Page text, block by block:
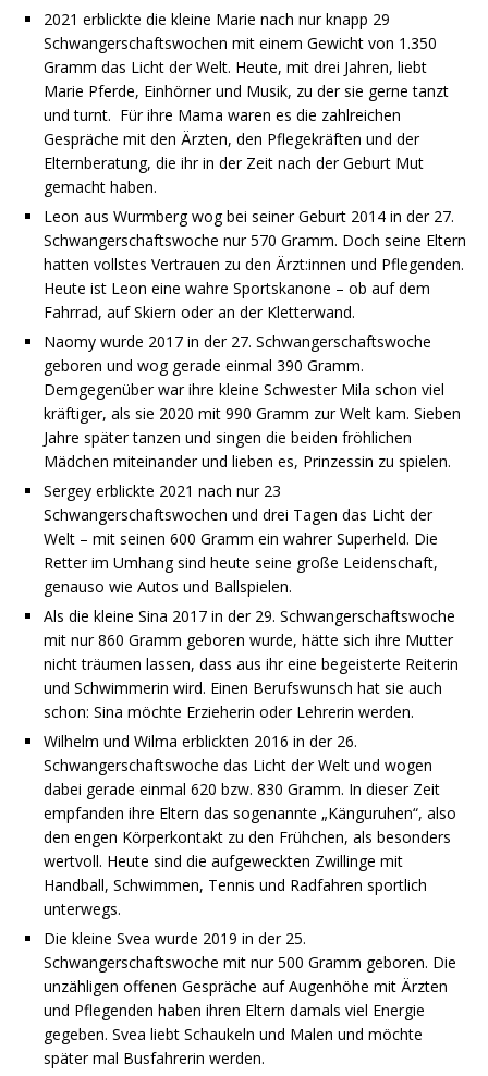
2021 erblickte die kleine Marie nach nur knapp 29
Schwangerschaftswochen mit einem Gewicht von 1.350
Gramm das Licht der Welt. Heute, mit drei Jahren, liebt
Marie Pferde, Einhörner und Musik, zu der sie gerne tanzt
und turnt. Für ihre Mama waren es die zahlreichen
Gespräche mit den Ärzten, den Pflegekräften und der
Elternberatung, die ihr in der Zeit nach der Geburt Mut
gemacht haben.
Leon aus Wurmberg wog bei seiner Geburt 2014 in der 27.
Schwangerschaftswoche nur 570 Gramm. Doch seine Eltern
hatten vollstes Vertrauen zu den Ärzt:innen und Pflegenden.
Heute ist Leon eine wahre Sportskanone – ob auf dem
Fahrrad, auf Skiern oder an der Kletterwand.
Naomy wurde 2017 in der 27. Schwangerschaftswoche
geboren und wog gerade einmal 390 Gramm.
Demgegenüber war ihre kleine Schwester Mila schon viel
kräftiger, als sie 2020 mit 990 Gramm zur Welt kam. Sieben
Jahre später tanzen und singen die beiden fröhlichen
Mädchen miteinander und lieben es, Prinzessin zu spielen.
Sergey erblickte 2021 nach nur 23
Schwangerschaftswochen und drei Tagen das Licht der
Welt – mit seinen 600 Gramm ein wahrer Superheld. Die
Retter im Umhang sind heute seine große Leidenschaft,
genauso wie Autos und Ballspielen.
Als die kleine Sina 2017 in der 29. Schwangerschaftswoche
mit nur 860 Gramm geboren wurde, hätte sich ihre Mutter
nicht träumen lassen, dass aus ihr eine begeisterte Reiterin
und Schwimmerin wird. Einen Berufswunsch hat sie auch
schon: Sina möchte Erzieherin oder Lehrerin werden.
Wilhelm und Wilma erblickten 2016 in der 26.
Schwangerschaftswoche das Licht der Welt und wogen
dabei gerade einmal 620 bzw. 830 Gramm. In dieser Zeit
empfanden ihre Eltern das sogenannte „Känguruhen“, also
den engen Körperkontakt zu den Frühchen, als besonders
wertvoll. Heute sind die aufgeweckten Zwillinge mit
Handball, Schwimmen, Tennis und Radfahren sportlich
unterwegs.
Die kleine Svea wurde 2019 in der 25.
Schwangerschaftswoche mit nur 500 Gramm geboren. Die
unzähligen offenen Gespräche auf Augenhöhe mit Ärzten
und Pflegenden haben ihren Eltern damals viel Energie
gegeben. Svea liebt Schaukeln und Malen und möchte
später mal Busfahrerin werden.